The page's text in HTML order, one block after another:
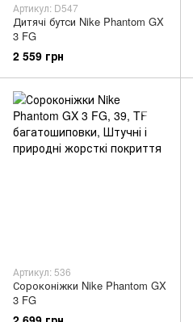
Артикул: D547
Дитячі бутси Nike Phantom GX
3 FG
2 559 грн
Артикул: 536
Сороконіжки Nike Phantom GX
3 FG